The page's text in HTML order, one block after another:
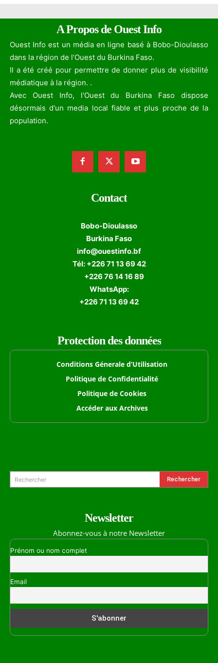
A Propos de Ouest Info
Ouest Info est un média en ligne basé à Bobo-Dioulasso
dans la région de l’Ouest du Burkina Faso.
Il a été créé pour permettre de donner plus de visibilité
médiatique à la région. .
Avec Ouest Info, l'Ouest du Burkina Faso dispose
désormais d'un media local fiable et plus proche de la
population.
Contact
Bobo-Dioulasso
Burkina Faso
info@ouestinfo.bf
Tél: +226 71 13 69 42
+226 76 14 16 89
WhatsApp:
+226 71 13 69 42
Protection des données
Conditions Génerale d’Utilisation
Politique de Confidentialité
Politique de Cookies
Accéder aux Archives
Rechercher Rechercher
Newsletter
Abonnez-vous à notre Newsletter
Prénom ou nom complet
Email